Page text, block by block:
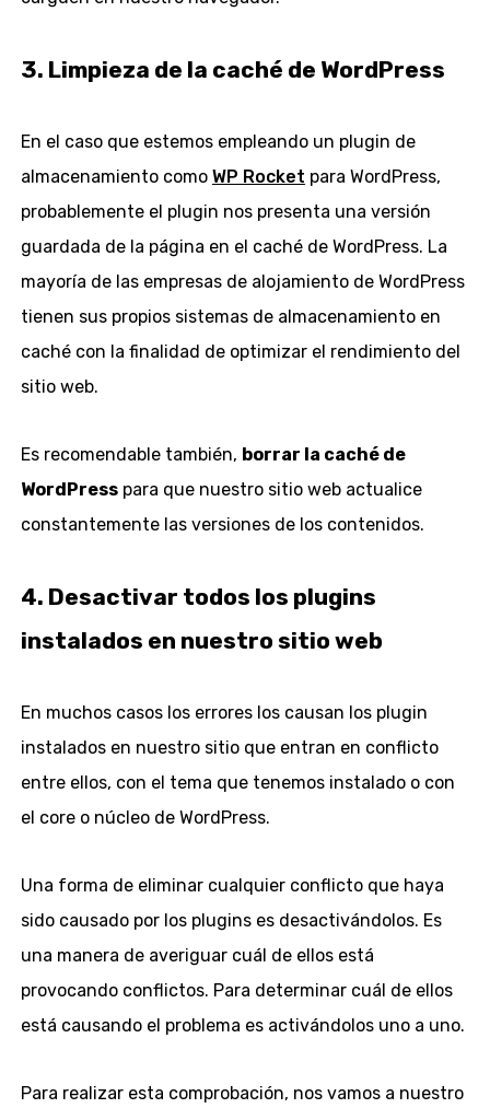
3. Limpieza de la caché de WordPress
En el caso que estemos empleando un plugin de
almacenamiento como WP Rocket para WordPress,
probablemente el plugin nos presenta una versión
guardada de la página en el caché de WordPress. La
mayoría de las empresas de alojamiento de WordPress
tienen sus propios sistemas de almacenamiento en
caché con la finalidad de optimizar el rendimiento del
sitio web.
Es recomendable también, borrar la caché de
WordPresspara que nuestro sitio web actualice
constantemente las versiones de los contenidos.
4. Desactivar todos los plugins
instalados en nuestro sitio web
En muchos casos los errores los causan los plugin
instalados en nuestro sitio que entran en conflicto
entre ellos, con el tema que tenemos instalado o con
el core o núcleo de WordPress.
Una forma de eliminar cualquier conflicto que haya
sido causado por los plugins es desactivándolos. Es
una manera de averiguar cuál de ellos está
provocando conflictos. Para determinar cuál de ellos
está causando el problema es activándolos uno a uno.
Para realizar esta comprobación, nos vamos a nuestro